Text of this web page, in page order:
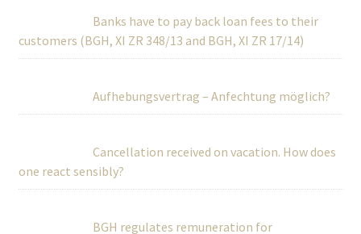
Banks have to pay back loan fees to their
customers (BGH, XI ZR 348/13 and BGH, XI ZR 17/14)
Aufhebungsvertrag – Anfechtung möglich?
Cancellation received on vacation. How does
one react sensibly?
BGH regulates remuneration for